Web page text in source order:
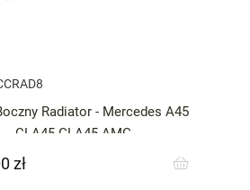
Radiator - Mercedes A45
CLA45 GLA45 AMG
zł